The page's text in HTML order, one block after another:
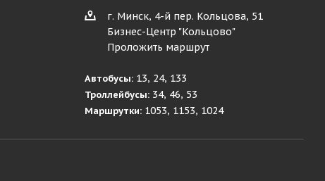
г. Минск, 4-й пер. Кольцова, 51
Бизнес-Центр "Кольцово"
Проложить маршрут
Автобусы: 13, 24, 133
Троллейбусы: 34, 46, 53
Маршрутки: 1053, 1153, 1024